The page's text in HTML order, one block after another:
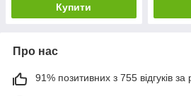
Купити
Про нас
91% позитивних з 755 відгуків за